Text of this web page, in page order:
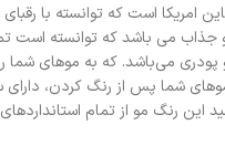
است که توانسته با
می باشد که توانسته
می‌باشد. که به موهای
شما پس از رنگ کردن، دارای
رنگ مو از تمام